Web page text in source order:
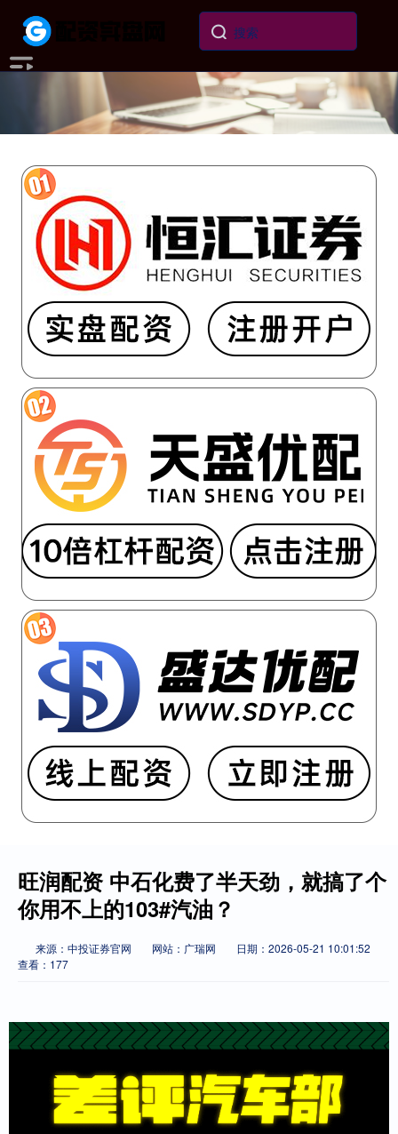
旺润配资 中石化费了半天劲，就搞了个
你用不上的103#汽油？
来源：中投证券官网 网站：广瑞网
日期：2026-05-21 10:01:52
查看：177